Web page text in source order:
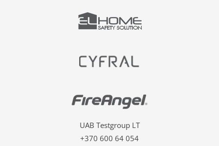
UAB Testgroup LT
+370 600 64 054